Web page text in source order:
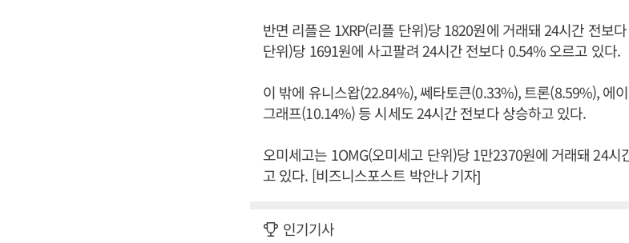
반면 리플은 1XRP(리플 단위)당 1820원에 거래돼 24시간 전보
단위)당 1691원에 사고팔려 24시간 전보다 0.54% 오르고 있다.
이 밖에 유니스왑(22.84%), 쎄타토큰(0.33%), 트론(8.59%), 에
그래프(10.14%) 등 시세도 24시간 전보다 상승하고 있다.
오미세고는 1OMG(오미세고 단위)당 1만2370원에 거래돼 24시
고 있다. [비즈니스포스트 박안나 기자]
인기기사